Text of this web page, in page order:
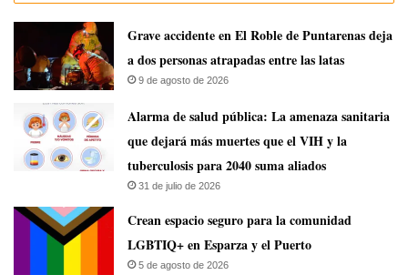
Grave accidente en El Roble de Puntarenas deja
a dos personas atrapadas entre las latas
9 de agosto de 2026
​Alarma de salud pública: La amenaza sanitaria
que dejará más muertes que el VIH y la
tuberculosis para 2040 suma aliados
31 de julio de 2026
Crean espacio seguro para la comunidad
LGBTIQ+ en Esparza y el Puerto
5 de agosto de 2026